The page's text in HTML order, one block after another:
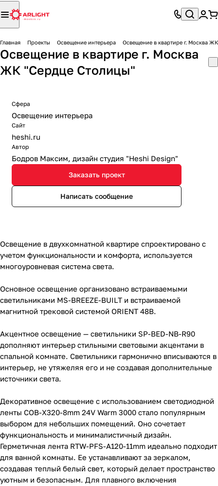
Главная Проекты Освещение интерьера Освещение в квартире г. Москва
Освещение в квартире г. Москва
ЖК "Сердце Столицы"
Сфера
Освещение интерьера
Сайт
heshi.ru
Автор
Бодров Максим, дизайн студия "Heshi Design"
Заказать проект
Написать сообщение
Освещение в двухкомнатной квартире спроектировано с
учетом функциональности и комфорта, используется
многоуровневая система света.
Основное освещение организовано встраиваемыми
светильниками MS-BREEZE-BUILT и встраиваемой
магнитной трековой системой ORIENT 48В.
Акцентное освещение — светильники SP-BED-NB-R90
дополняют интерьер стильными световыми акцентами в
спальной комнате. Светильники гармонично вписываются в
интерьер, не утяжеляя его и не создавая дополнительные
источники света.
Декоративное освещение с использованием светодиодной
ленты COB-X320-8mm 24V Warm 3000 стало популярным
выбором для небольших помещений. Оно сочетает
функциональность и минималистичный дизайн.
Герметичная лента RTW-PFS-A120-11mm идеально подходит
для ванной комнаты. Ее устанавливают за зеркалом,
создавая теплый белый свет, который делает пространство
уютным и безопасным. Для плавного включения